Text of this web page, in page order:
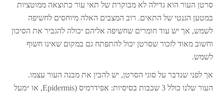
סרטן העור הוא גדילה לא מבוקרת של תאי עור כתוצאה ממוטציות
במטען הגנטי של התאים. רוב המצבים האלה מיוחסים לחשיפה
לשמש, אך יש עוד חומרים שחשיפה אליהם יכולה להגביר את הסיכון
וחשוב מאוד לזכור שסרטן יכול להתפתח גם במקום שאינו חשוף
לשמש.
אך לפני שנדבר על סוגי הסרטן, יש להבין את מבנה העור עצמו.
העור שלנו כולל 3 שכבות בסיסיות: אפידרמיס (Epidermis, או ״מעל